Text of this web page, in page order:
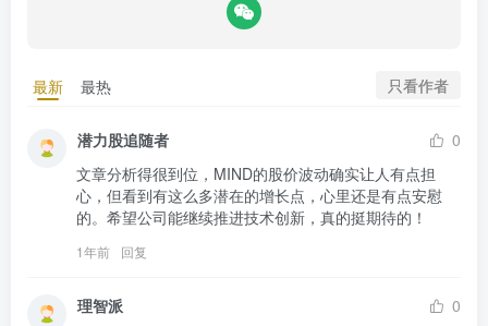
最新 最热 只看作者
潜力股追随者
0
文章分析得很到位，MIND的股价波动确实让人有点担
心，但看到有这么多潜在的增长点，心里还是有点安慰
的。希望公司能继续推进技术创新，真的挺期待的！
1年前 回复
理智派
0